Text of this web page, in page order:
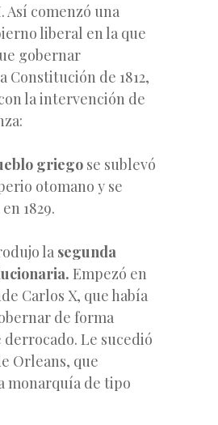
Así comenzó una
liberal en la que
gobernar
Constitución de 1812,
la intervención de
griego se sublevó
otomano y se
1829.
la segunda
Empezó en
Carlos X, que había
de forma
derrocado. Le sucedió
Orleans, que
monarquía de tipo